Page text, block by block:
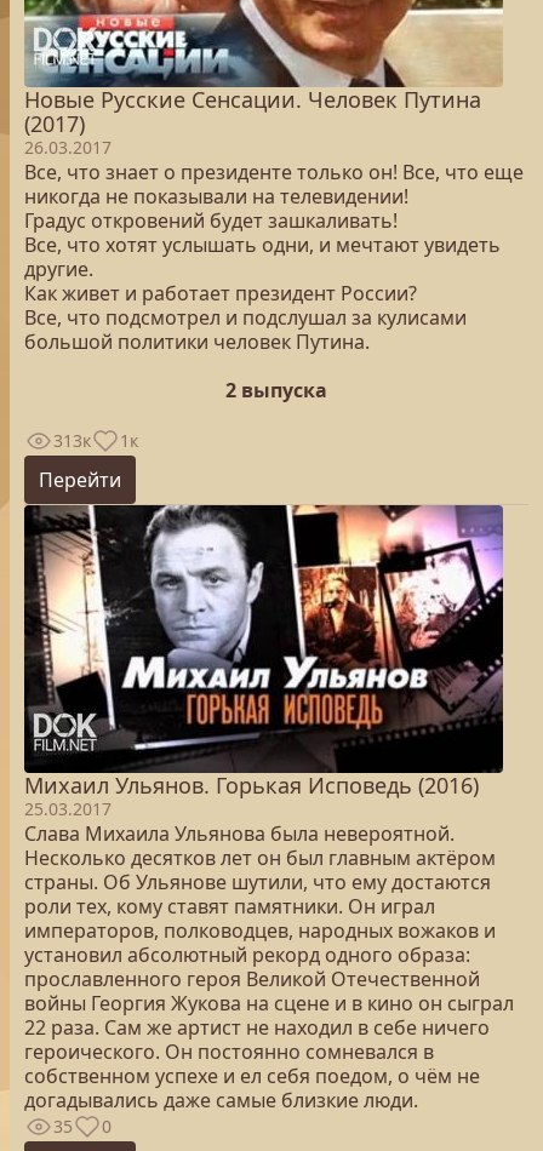
Новые Русские Сенсации. Человек Путина
(2017)
26.03.2017
Все, что знает о президенте только он! Все, что еще
никогда не показывали на телевидении!
Градус откровений будет зашкаливать!
Все, что хотят услышать одни, и мечтают увидеть
другие.
Как живет и работает президент России?
Все, что подсмотрел и подслушал за кулисами
большой политики человек Путина.
2 выпуска
313к 1к
Перейти
Михаил Ульянов. Горькая Исповедь (2016)
25.03.2017
Слава Михаила Ульянова была невероятной.
Несколько десятков лет он был главным актёром
страны. Об Ульянове шутили, что ему достаются
роли тех, кому ставят памятники. Он играл
императоров, полководцев, народных вожаков и
установил абсолютный рекорд одного образа:
прославленного героя Великой Отечественной
войны Георгия Жукова на сцене и в кино он сыграл
22 раза. Сам же артист не находил в себе ничего
героического. Он постоянно сомневался в
собственном успехе и ел себя поедом, о чём не
догадывались даже самые близкие люди.
35 0